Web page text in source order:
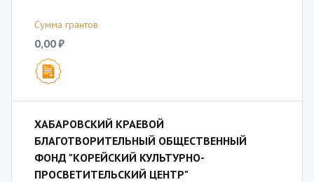
Сумма грантов
0,00 ₽
ХАБАРОВСКИЙ КРАЕВОЙ
БЛАГОТВОРИТЕЛЬНЫЙ ОБЩЕСТВЕННЫЙ
ФОНД "КОРЕЙСКИЙ КУЛЬТУРНО-
ПРОСВЕТИТЕЛЬСКИЙ ЦЕНТР"